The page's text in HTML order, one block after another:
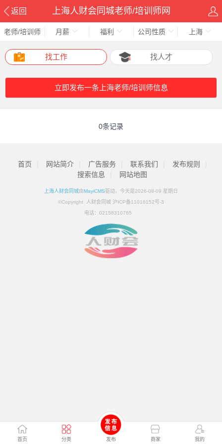
老师/培训师 月薪 福利 公司性质 上海
找工作 找人才
立即发布一条上海老师/培训师信息
0条记录
返回 上海人财会同城老师/培训师网
首页 分类 发布 商家 我的
首页 网站简介 广告服务 联系我们 发布规则
搜索信息
网站地图
上海人财会同城由MayiCMS驱动，今天是2026-08-09 星期日
©Copyright 人财会同城 沪ICP备11016152号-3
电话： 02158310765